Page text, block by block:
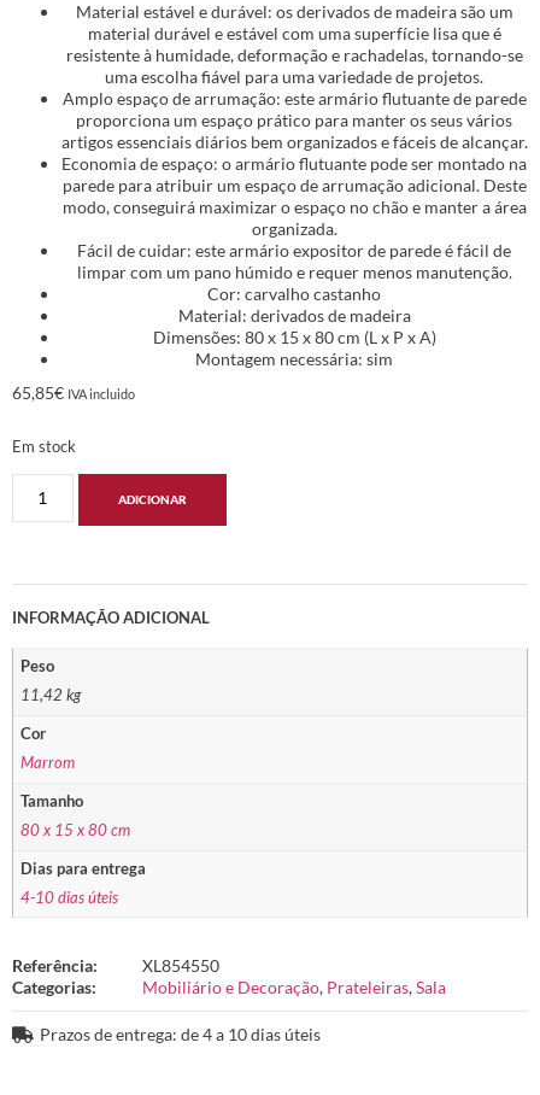
Material estável e durável: os derivados de madeira são um
material durável e estável com uma superfície lisa que é
resistente à humidade, deformação e rachadelas, tornando-se
uma escolha fiável para uma variedade de projetos.
Amplo espaço de arrumação: este armário flutuante de parede
proporciona um espaço prático para manter os seus vários
artigos essenciais diários bem organizados e fáceis de alcançar.
Economia de espaço: o armário flutuante pode ser montado na
parede para atribuir um espaço de arrumação adicional. Deste
modo, conseguirá maximizar o espaço no chão e manter a área
organizada.
Fácil de cuidar: este armário expositor de parede é fácil de
limpar com um pano húmido e requer menos manutenção.
Cor: carvalho castanho
Material: derivados de madeira
Dimensões: 80 x 15 x 80 cm (L x P x A)
Montagem necessária: sim
65,85€ IVA incluido
Em stock
ADICIONAR
INFORMAÇÃO ADICIONAL
Peso
11,42 kg
Cor
Marrom
Tamanho
80 x 15 x 80 cm
Dias para entrega
4-10 dias úteis
Referência:
XL854550
Categorias:
Mobiliário e Decoração, Prateleiras,Sala
Prazos de entrega: de 4 a 10 dias úteis